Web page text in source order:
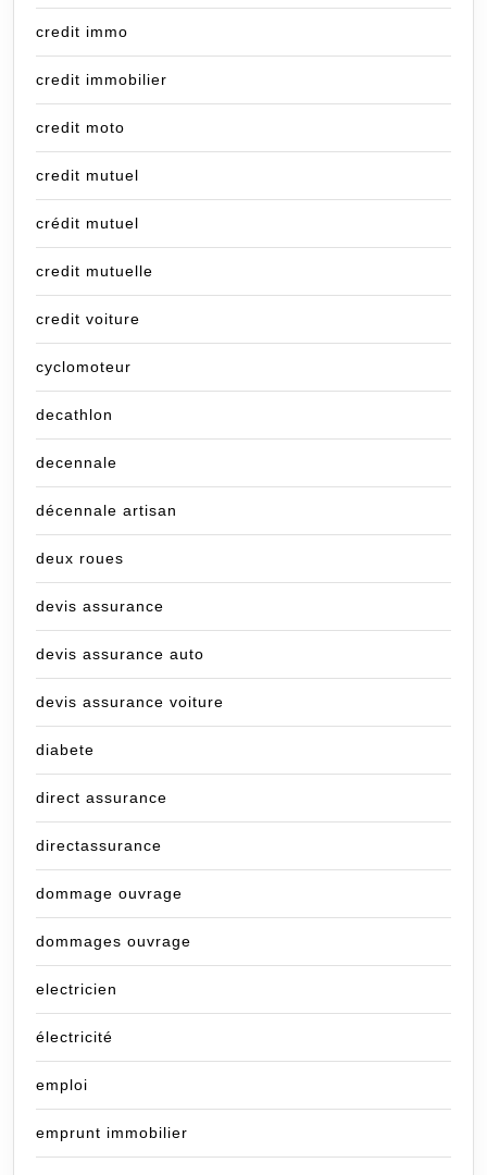
credit immo
credit immobilier
credit moto
credit mutuel
crédit mutuel
credit mutuelle
credit voiture
cyclomoteur
decathlon
decennale
décennale artisan
deux roues
devis assurance
devis assurance auto
devis assurance voiture
diabete
direct assurance
directassurance
dommage ouvrage
dommages ouvrage
electricien
électricité
emploi
emprunt immobilier